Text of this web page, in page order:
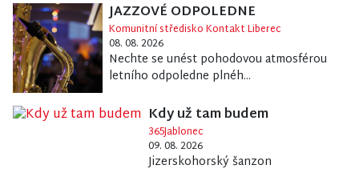
JAZZOVÉ ODPOLEDNE
Komunitní středisko Kontakt Liberec
08. 08. 2026
Nechte se unést pohodovou atmosférou
letního odpoledne plnéh...
Kdy už tam budem
365Jablonec
09. 08. 2026
Jizerskohorský šanzon